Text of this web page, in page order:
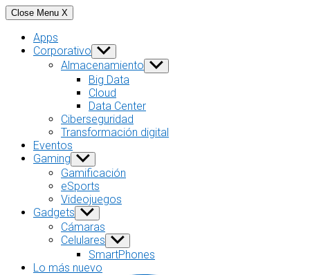
Close Menu X
Apps
Corporativo Show
sub
menu
Almacenamiento Show
sub
Big Data
Cloud
Data Center
Ciberseguridad
Transformación digital
Eventos
Gaming Show
sub
menu
Gamificación
eSports
Videojuegos
Gadgets Show
sub
menu
Cámaras
Celulares Show
sub
menu
SmartPhones
Lo más nuevo